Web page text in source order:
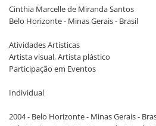
Cinthia Marcelle de Miranda Santos
Belo Horizonte - Minas Gerais - Brasil
Atividades Artísticas
Artista visual, Artista plástico
Participação em Eventos
Individual
2004 - Belo Horizonte - Minas Gerais -